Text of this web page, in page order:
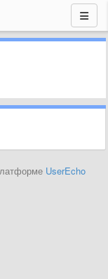
UserEcho